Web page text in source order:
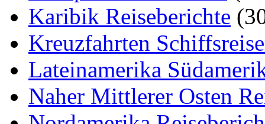
Karibik Reiseberichte
Kreuzfahrten
Lateinamerika
Naher Mittlerer Osten